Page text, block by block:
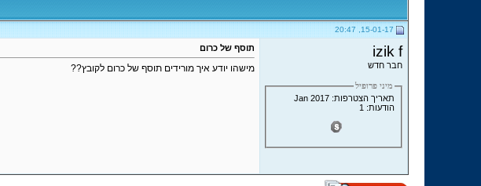
izik f
חבר חדש
מיני פרופיל
תאריך הצטרפות: Jan 2017
הודעות: 1
תוסף של כרום
מישהו יודע איך מורידים תוסף של כרום לקובץ??